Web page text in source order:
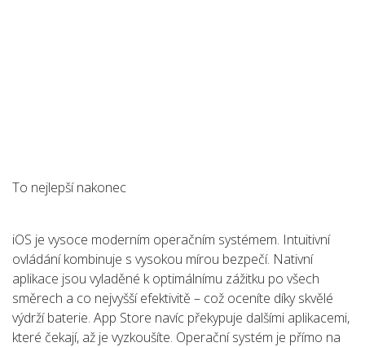
To nejlepší nakonec
iOS je vysoce moderním operačním systémem. Intuitivní
ovládání kombinuje s vysokou mírou bezpečí. Nativní
aplikace jsou vyladěné k optimálnímu zážitku po všech
směrech a co nejvyšší efektivitě – což oceníte díky skvělé
výdrží baterie. App Store navíc překypuje dalšími aplikacemi,
které čekají, až je vyzkoušíte. Operační systém je přímo na